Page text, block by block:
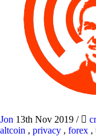
Jon 13th Nov 2019 /
altcoin , privacy , forex ,